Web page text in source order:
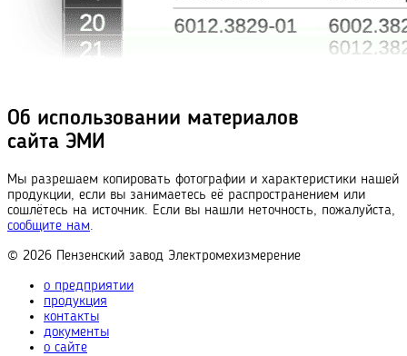
Об использовании материалов
сайта ЭМИ
Мы разрешаем копировать фотографии и характеристики нашей
продукции, если вы занимаетесь её распространением или
сошлётесь на источник. Если вы нашли неточность, пожалуйста,
сообщите нам.
© 2026 Пензенский завод Электромехизмерение
о предприятии
продукция
контакты
документы
о сайте